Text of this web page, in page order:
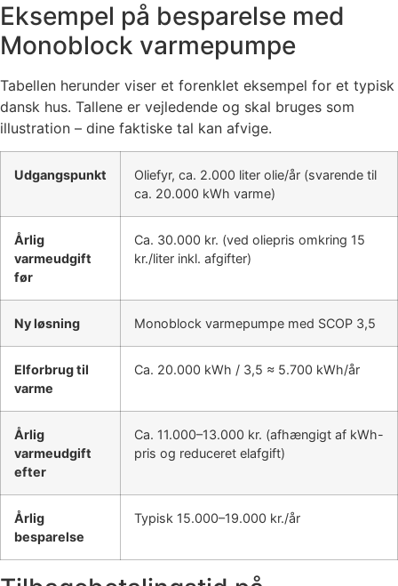
Eksempel på besparelse med
Monoblock varmepumpe
Tabellen herunder viser et forenklet eksempel for et typisk
dansk hus. Tallene er vejledende og skal bruges som
illustration – dine faktiske tal kan afvige.
Udgangspunkt
Oliefyr, ca. 2.000 liter olie/år (svarende til
ca. 20.000 kWh varme)
Årlig
varmeudgift
før
Ca. 30.000 kr. (ved oliepris omkring 15
kr./liter inkl. afgifter)
Ny løsning Monoblock varmepumpe med SCOP 3,5
Elforbrug til
varme
Ca. 20.000 kWh / 3,5 ≈ 5.700 kWh/år
Årlig
varmeudgift
efter
Ca. 11.000–13.000 kr. (afhængigt af kWh-
pris og reduceret elafgift)
Årlig
besparelse
Typisk 15.000–19.000 kr./år